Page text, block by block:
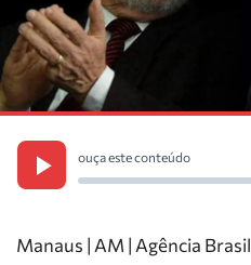
ouça este conteúdo
Manaus | AM | Agência Brasil